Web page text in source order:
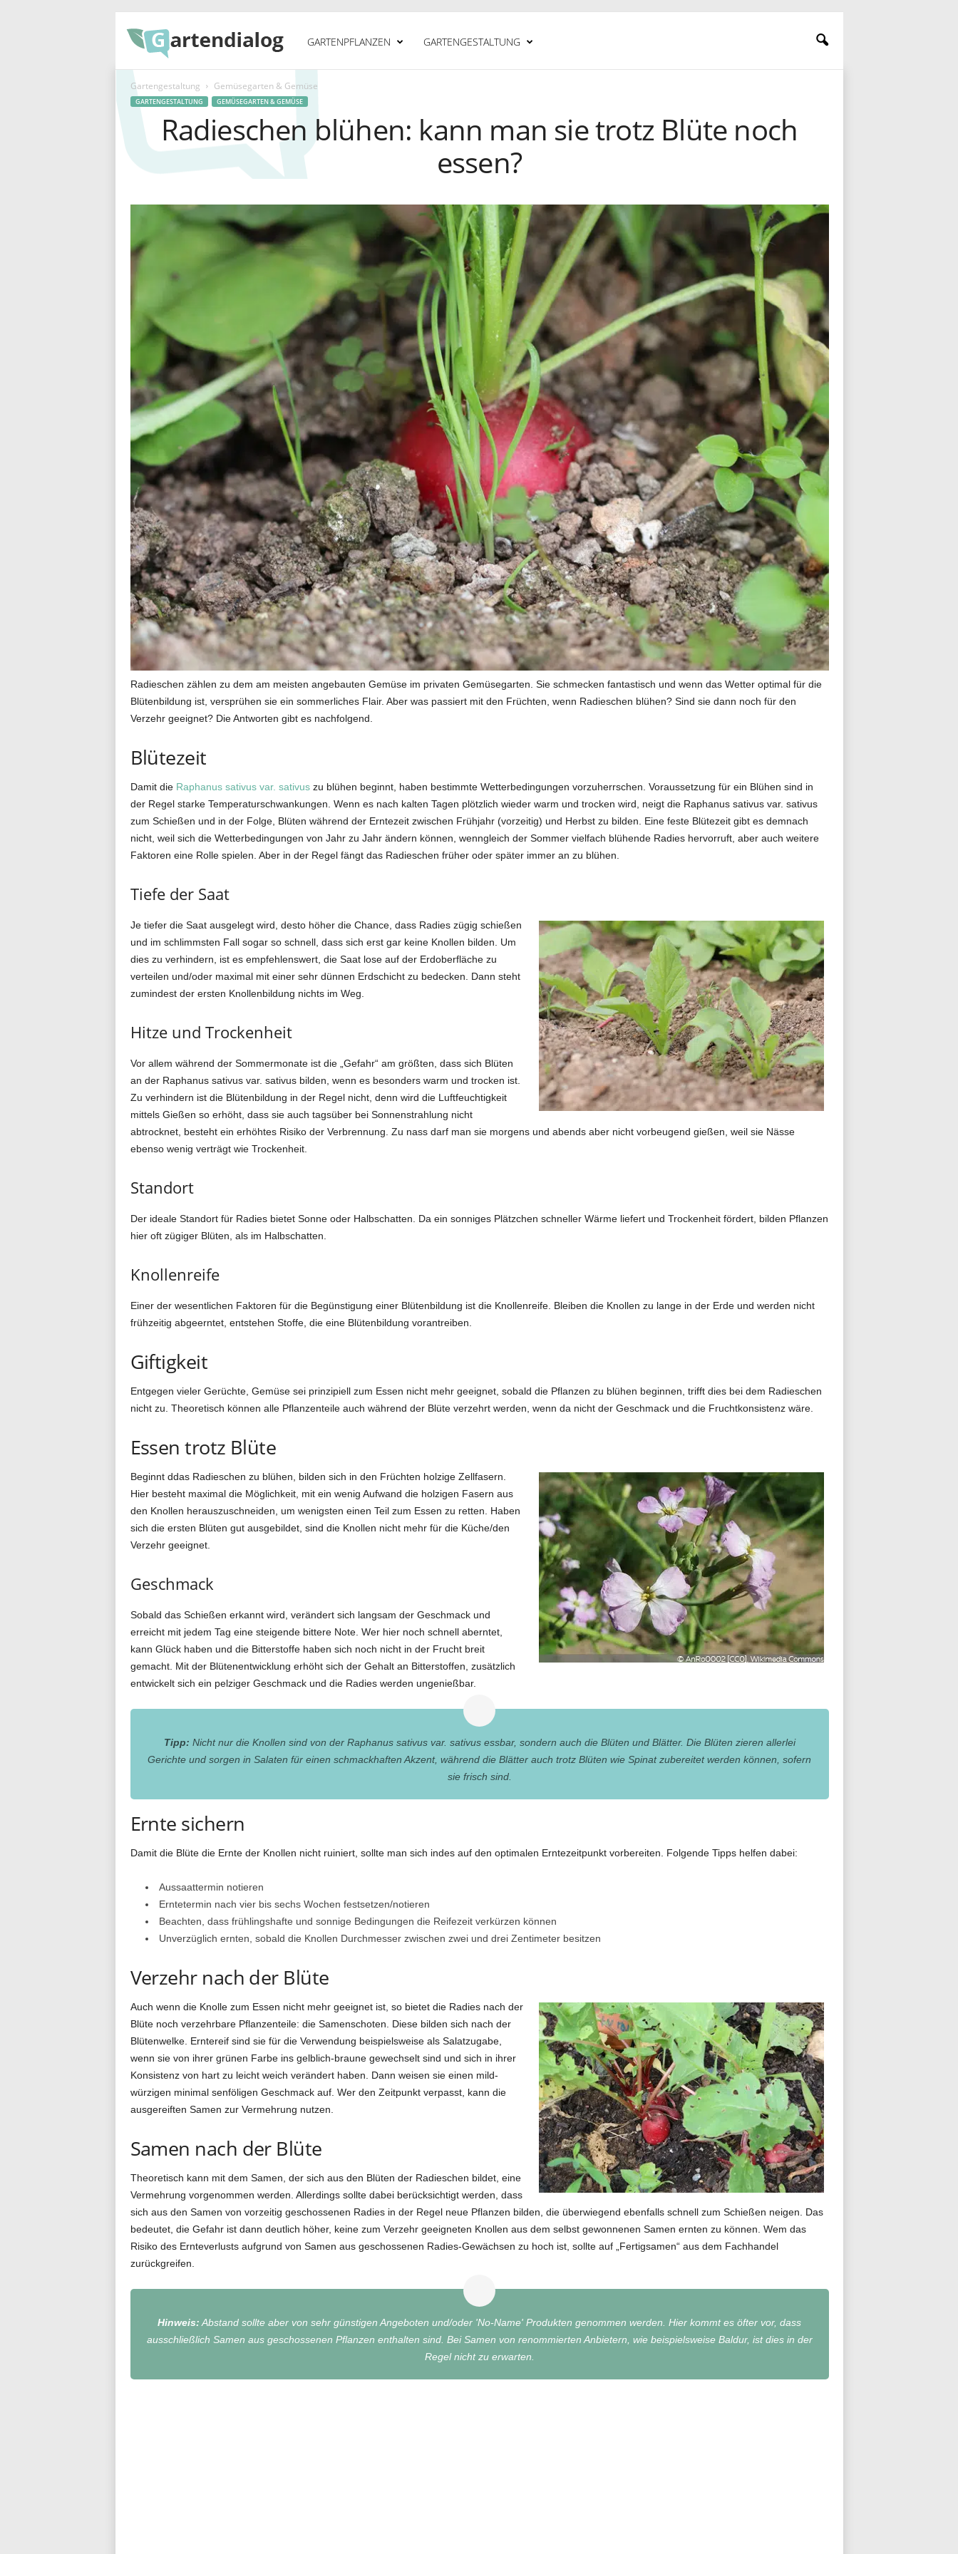
a
n
d
i
l
o
g
.
e
GARTENPFLANZEN GARTENGESTALTUNG
Gartengestaltung Gemüsegarten & Gemüse
GARTENGESTALTUNG GEMÜSEGARTEN & GEMÜSE
Radieschen blühen: kann man sie trotz Blüte noch
essen?
Radieschen zählen zu dem am meisten angebauten Gemüse im privaten Gemüsegarten. Sie schmecken fantastisch und wenn das Wetter optimal für die
Blütenbildung ist, versprühen sie ein sommerliches Flair. Aber was passiert mit den Früchten, wenn Radieschen blühen? Sind sie dann noch für den
Verzehr geeignet? Die Antworten gibt es nachfolgend.
Blütezeit
Damit die Raphanus sativus var. sativuszu blühen beginnt, haben bestimmte Wetterbedingungen vorzuherrschen. Voraussetzung für ein Blühen sind in
der Regel starke Temperaturschwankungen. Wenn es nach kalten Tagen plötzlich wieder warm und trocken wird, neigt die Raphanus sativus var. sativus
zum Schießen und in der Folge, Blüten während der Erntezeit zwischen Frühjahr (vorzeitig) und Herbst zu bilden. Eine feste Blütezeit gibt es demnach
nicht, weil sich die Wetterbedingungen von Jahr zu Jahr ändern können, wenngleich der Sommer vielfach blühende Radies hervorruft, aber auch weitere
Faktoren eine Rolle spielen. Aber in der Regel fängt das Radieschen früher oder später immer an zu blühen.
Tiefe der Saat
Je tiefer die Saat ausgelegt wird, desto höher die Chance, dass Radies zügig schießen
und im schlimmsten Fall sogar so schnell, dass sich erst gar keine Knollen bilden. Um
dies zu verhindern, ist es empfehlenswert, die Saat lose auf der Erdoberfläche zu
verteilen und/oder maximal mit einer sehr dünnen Erdschicht zu bedecken. Dann steht
zumindest der ersten Knollenbildung nichts im Weg.
Hitze und Trockenheit
Vor allem während der Sommermonate ist die „Gefahr“ am größten, dass sich Blüten
an der Raphanus sativus var. sativus bilden, wenn es besonders warm und trocken ist.
Zu verhindern ist die Blütenbildung in der Regel nicht, denn wird die Luftfeuchtigkeit
mittels Gießen so erhöht, dass sie auch tagsüber bei Sonnenstrahlung nicht
abtrocknet, besteht ein erhöhtes Risiko der Verbrennung. Zu nass darf man sie morgens und abends aber nicht vorbeugend gießen, weil sie Nässe
ebenso wenig verträgt wie Trockenheit.
Standort
Der ideale Standort für Radies bietet Sonne oder Halbschatten. Da ein sonniges Plätzchen schneller Wärme liefert und Trockenheit fördert, bilden Pflanzen
hier oft zügiger Blüten, als im Halbschatten.
Knollenreife
Einer der wesentlichen Faktoren für die Begünstigung einer Blütenbildung ist die Knollenreife. Bleiben die Knollen zu lange in der Erde und werden nicht
frühzeitig abgeerntet, entstehen Stoffe, die eine Blütenbildung vorantreiben.
Giftigkeit
Entgegen vieler Gerüchte, Gemüse sei prinzipiell zum Essen nicht mehr geeignet, sobald die Pflanzen zu blühen beginnen, trifft dies bei dem Radieschen
nicht zu. Theoretisch können alle Pflanzenteile auch während der Blüte verzehrt werden, wenn da nicht der Geschmack und die Fruchtkonsistenz wäre.
Essen trotz Blüte
Beginnt ddas Radieschen zu blühen, bilden sich in den Früchten holzige Zellfasern.
Hier besteht maximal die Möglichkeit, mit ein wenig Aufwand die holzigen Fasern aus
den Knollen herauszuschneiden, um wenigsten einen Teil zum Essen zu retten. Haben
sich die ersten Blüten gut ausgebildet, sind die Knollen nicht mehr für die Küche/den
Verzehr geeignet.
Geschmack
Sobald das Schießen erkannt wird, verändert sich langsam der Geschmack und
erreicht mit jedem Tag eine steigende bittere Note. Wer hier noch schnell aberntet,
kann Glück haben und die Bitterstoffe haben sich noch nicht in der Frucht breit
gemacht. Mit der Blütenentwicklung erhöht sich der Gehalt an Bitterstoffen, zusätzlich
entwickelt sich ein pelziger Geschmack und die Radies werden ungenießbar.
Tipp: Nicht nur die Knollen sind von der Raphanus sativus var. sativus essbar, sondern auch die Blüten und Blätter. Die Blüten zieren allerlei
Gerichte und sorgen in Salaten für einen schmackhaften Akzent, während die Blätter auch trotz Blüten wie Spinat zubereitet werden können, sofern
sie frisch sind.
Ernte sichern
Damit die Blüte die Ernte der Knollen nicht ruiniert, sollte man sich indes auf den optimalen Erntezeitpunkt vorbereiten. Folgende Tipps helfen dabei:
Aussaattermin notieren
Erntetermin nach vier bis sechs Wochen festsetzen/notieren
Beachten, dass frühlingshafte und sonnige Bedingungen die Reifezeit verkürzen können
Unverzüglich ernten, sobald die Knollen Durchmesser zwischen zwei und drei Zentimeter besitzen
Verzehr nach der Blüte
Auch wenn die Knolle zum Essen nicht mehr geeignet ist, so bietet die Radies nach der
Blüte noch verzehrbare Pflanzenteile: die Samenschoten. Diese bilden sich nach der
Blütenwelke. Erntereif sind sie für die Verwendung beispielsweise als Salatzugabe,
wenn sie von ihrer grünen Farbe ins gelblich-braune gewechselt sind und sich in ihrer
Konsistenz von hart zu leicht weich verändert haben. Dann weisen sie einen mild-
würzigen minimal senföligen Geschmack auf. Wer den Zeitpunkt verpasst, kann die
ausgereiften Samen zur Vermehrung nutzen.
Samen nach der Blüte
Theoretisch kann mit dem Samen, der sich aus den Blüten der Radieschen bildet, eine
Vermehrung vorgenommen werden. Allerdings sollte dabei berücksichtigt werden, dass
sich aus den Samen von vorzeitig geschossenen Radies in der Regel neue Pflanzen bilden, die überwiegend ebenfalls schnell zum Schießen neigen. Das
bedeutet, die Gefahr ist dann deutlich höher, keine zum Verzehr geeigneten Knollen aus dem selbst gewonnenen Samen ernten zu können. Wem das
Risiko des Ernteverlusts aufgrund von Samen aus geschossenen Radies-Gewächsen zu hoch ist, sollte auf „Fertigsamen“ aus dem Fachhandel
zurückgreifen.
Hinweis: Abstand sollte aber von sehr günstigen Angeboten und/oder 'No-Name' Produkten genommen werden. Hier kommt es öfter vor, dass
ausschließlich Samen aus geschossenen Pflanzen enthalten sind. Bei Samen von renommierten Anbietern, wie beispielsweise Baldur, ist dies in der
Regel nicht zu erwarten.